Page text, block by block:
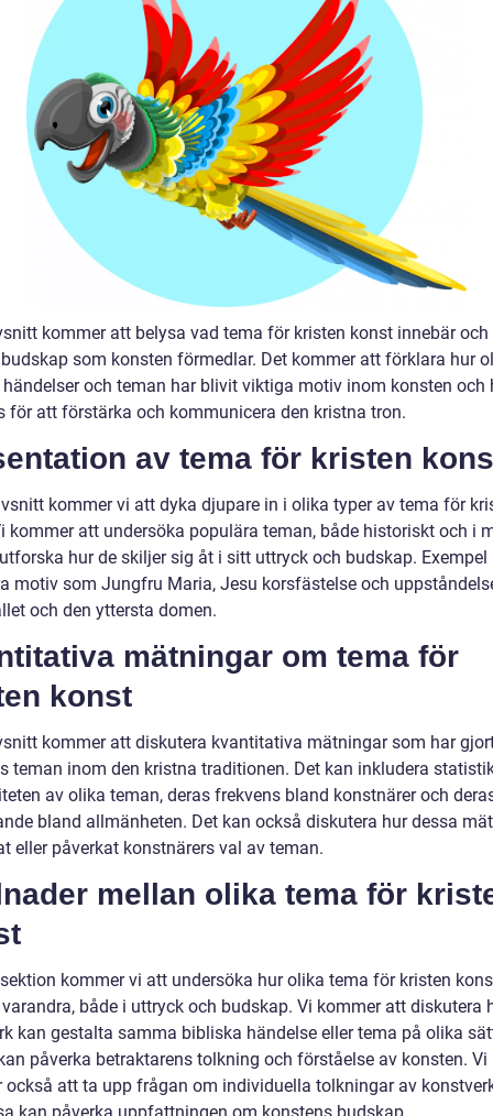
kommer att belysa vad tema för kristen konst innebär och
som konsten förmedlar. Det kommer att förklara hur
och teman har blivit viktiga motiv inom konsten och
för att förstärka och kommunicera den kristna tron.
av tema för kristen
kommer vi att dyka djupare in i olika typer av tema för
kommer att undersöka populära teman, både historiskt och i
hur de skiljer sig åt i sitt uttryck och budskap. Exempel
motiv som Jungfru Maria, Jesu korsfästelse och
och den yttersta domen.
mätningar om tema för
konst
kommer att diskutera kvantitativa mätningar som har
teman inom den kristna traditionen. Det kan inkludera
av olika teman, deras frekvens bland konstnärer och
bland allmänheten. Det kan också diskutera hur dessa
eller påverkat konstnärers val av teman.
mellan olika tema för
kommer vi att undersöka hur olika tema för kristen
både i uttryck och budskap. Vi kommer att diskutera
kan gestalta samma bibliska händelse eller tema på olika
påverka betraktarens tolkning och förståelse av konsten. Vi
också att ta upp frågan om individuella tolkningar av